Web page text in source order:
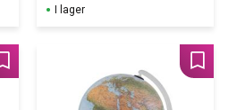
kromad plast.
I lager
Lägg till i favoriter